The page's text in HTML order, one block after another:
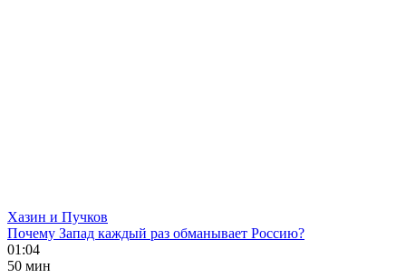
Хазин и Пучков
Почему Запад каждый раз обманывает Россию?
01:04
50 мин